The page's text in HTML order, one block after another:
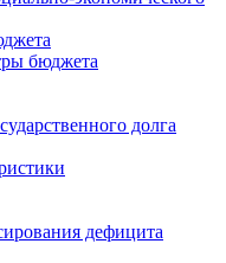
бюджета
долга
дефицита